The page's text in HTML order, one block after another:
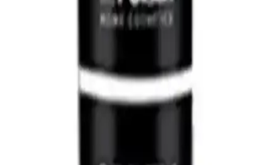
Cadence Taş Vernik Mat 120 Ml: Dayanıklı ve
Cadence Taş Vernik Mat 120 Ml, kolay uygulanabilirliği ve
dayanıklılığıyla el sanatları ve projelerinizde doğal şıklık sağlar, canlı
turuncu tonu ile enerjik atmosferler yaratır.
Cadence Su Bazlı Akrilik Vernik Mat 250 Ml:
Estetik ve Koruma Sağlayan Çevre Dostu Yüzey